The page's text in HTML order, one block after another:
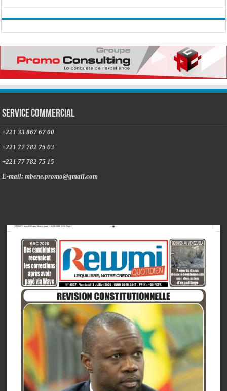
Service commercial
+221 33 867 67 00
+221 77 782 75 03
+221 77 782 75 15
E-mail: mbene.promo@gmail.com